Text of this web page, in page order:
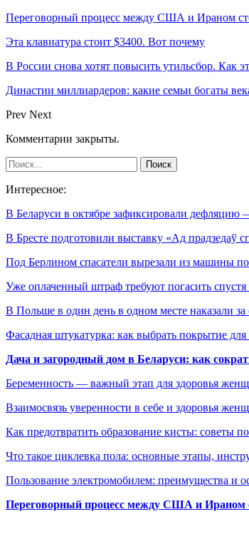
Переговорный процесс между США и Ираном
Эта клавиатура стоит $3400. Вот почему
В России снова хотят повысить утильсбор. Как
Династии миллиардеров: какие семьи богаты
Prev Next
Комментарии закрыты.
Интересное:
В Беларуси в октябре зафиксировали
В Бресте подготовили выставку «Ад прадзедаў
Под Берлином спасатели вырезали из машины
Уже оплаченный штраф требуют погасить
В Польше в один день в одном месте наказали за
Фасадная штукатурка: как выбрать покрытие
Дача и загородный дом в Беларуси: как
Беременность — важный этап для здоровья
Взаимосвязь уверенности в себе и здоровья
Как предотвратить образование кисты: советы
Что такое циклевка пола: основные этапы,
Пользование электромобилем: преимущества и
Переговорный процесс между США и Ираном